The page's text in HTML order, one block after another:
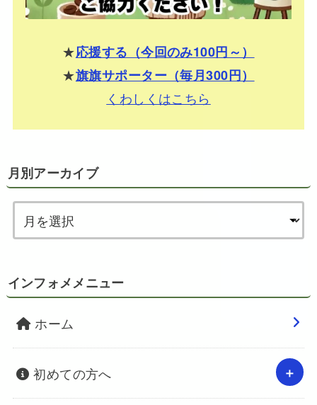
★応援する（今回のみ100円～）
★旗旗サポーター（毎月300円）
くわしくはこちら
月別アーカイブ
インフォメメニュー
ホーム
初めての方へ